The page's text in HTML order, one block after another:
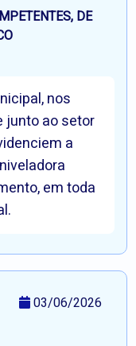
DE
nos
junto ao setor
a
em toda
03/06/2026